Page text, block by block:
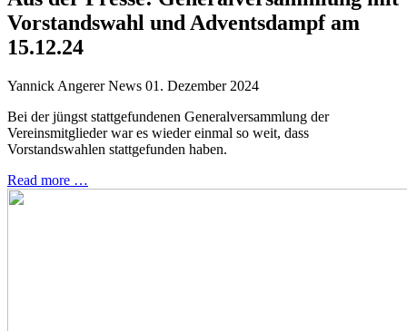
Vorstandswahl und Adventsdampf am
15.12.24
Yannick Angerer News 01. Dezember 2024
Bei der jüngst stattgefundenen Generalversammlung der
Vereinsmitglieder war es wieder einmal so weit, dass
Vorstandswahlen stattgefunden haben.
Read more …